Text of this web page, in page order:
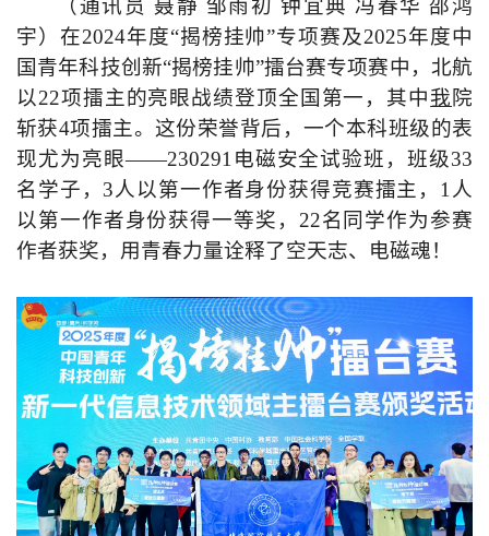
（通讯员 聂静 邹雨初 钟宜典 冯春华 邵鸿
宇）在2024年度“揭榜挂帅”专项赛及2025年度中
国青年科技创新“揭榜挂帅”擂台赛专项赛中，北航
以22项擂主的亮眼战绩登顶全国第一，其中我 院
斩获4项擂主。这份荣誉背后，一个本科班级的表
现尤为亮眼——230291电磁安全试验班，班级33
名学子，3人以第一作者身份获得竞赛擂主，1人
以第一作者身份获得一等奖，22名同学作为参赛
作者获奖，用青春力量诠释了空天志、电磁魂！